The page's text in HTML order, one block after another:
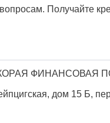
Получайте
ФИНАНСОВАЯ
дом 15 Б,